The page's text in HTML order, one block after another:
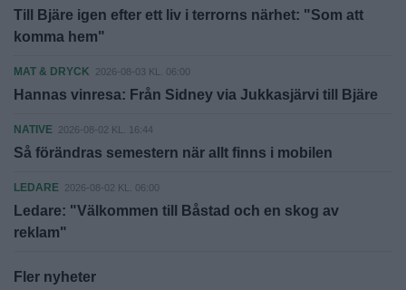
Till Bjäre igen efter ett liv i terrorns närhet: "Som att
komma hem"
MAT & DRYCK 2026-08-03 KL. 06:00
Hannas vinresa: Från Sidney via Jukkasjärvi till Bjäre
NATIVE 2026-08-02 KL. 16:44
Så förändras semestern när allt finns i mobilen
LEDARE 2026-08-02 KL. 06:00
Ledare: "Välkommen till Båstad och en skog av
reklam"
Fler nyheter